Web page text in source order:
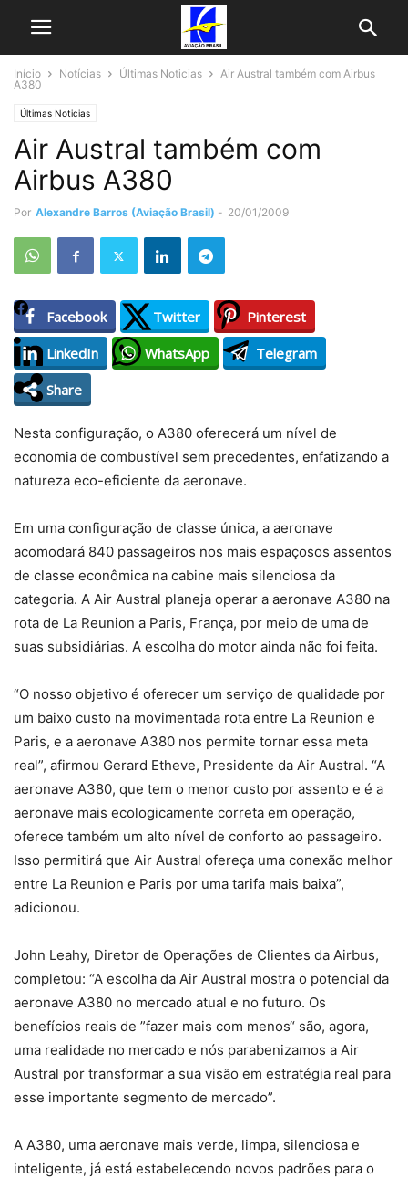
Início Notícias Últimas Noticias
Air Austral também com Airbus
A380
Últimas Noticias
Air Austral também com
Airbus A380
Por Alexandre Barros (Aviação Brasil) - 20/01/2009
Facebook Twitter
Pinterest
LinkedIn
WhatsApp
Telegram
Share
Nesta configuração, o A380 oferecerá um nível de
economia de combustível sem precedentes, enfatizando a
natureza eco-eficiente da aeronave.
Em uma configuração de classe única, a aeronave
acomodará 840 passageiros nos mais espaçosos assentos
de classe econômica na cabine mais silenciosa da
categoria. A Air Austral planeja operar a aeronave A380 na
rota de La Reunion a Paris, França, por meio de uma de
suas subsidiárias. A escolha do motor ainda não foi feita.
“O nosso objetivo é oferecer um serviço de qualidade por
um baixo custo na movimentada rota entre La Reunion e
Paris, e a aeronave A380 nos permite tornar essa meta
real”, afirmou Gerard Etheve, Presidente da Air Austral. “A
aeronave A380, que tem o menor custo por assento e é a
aeronave mais ecologicamente correta em operação,
oferece também um alto nível de conforto ao passageiro.
Isso permitirá que Air Austral ofereça uma conexão melhor
entre La Reunion e Paris por uma tarifa mais baixa”,
adicionou.
John Leahy, Diretor de Operações de Clientes da Airbus,
completou: “A escolha da Air Austral mostra o potencial da
aeronave A380 no mercado atual e no futuro. Os
benefícios reais de ”fazer mais com menos“ são, agora,
uma realidade no mercado e nós parabenizamos a Air
Austral por transformar a sua visão em estratégia real para
esse importante segmento de mercado”.
A A380, uma aeronave mais verde, limpa, silenciosa e
inteligente, já está estabelecendo novos padrões para o